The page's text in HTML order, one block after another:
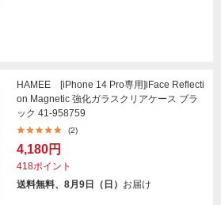
HAMEE [iPhone 14 Pro専用]iFace Reflecti
on Magnetic 強化ガラスクリアケース ブラ
ック 41-958759
(2)
4,180円
418ポイント
送料無料、8月9日（日） お届け